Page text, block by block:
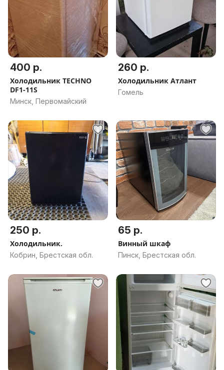
400 р.
Холодильник TECHNO
DF1-11S
Минск, Первомайский
260 р.
Холодильник Атлант
Гомель
250 р.
Холодильник.
Кобрин, Брестская обл.
65 р.
Винный шкаф
Пинск, Брестская обл.